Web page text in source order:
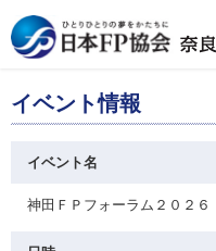
イベント情報
イベント名
神田ＦＰフォーラム２０２６